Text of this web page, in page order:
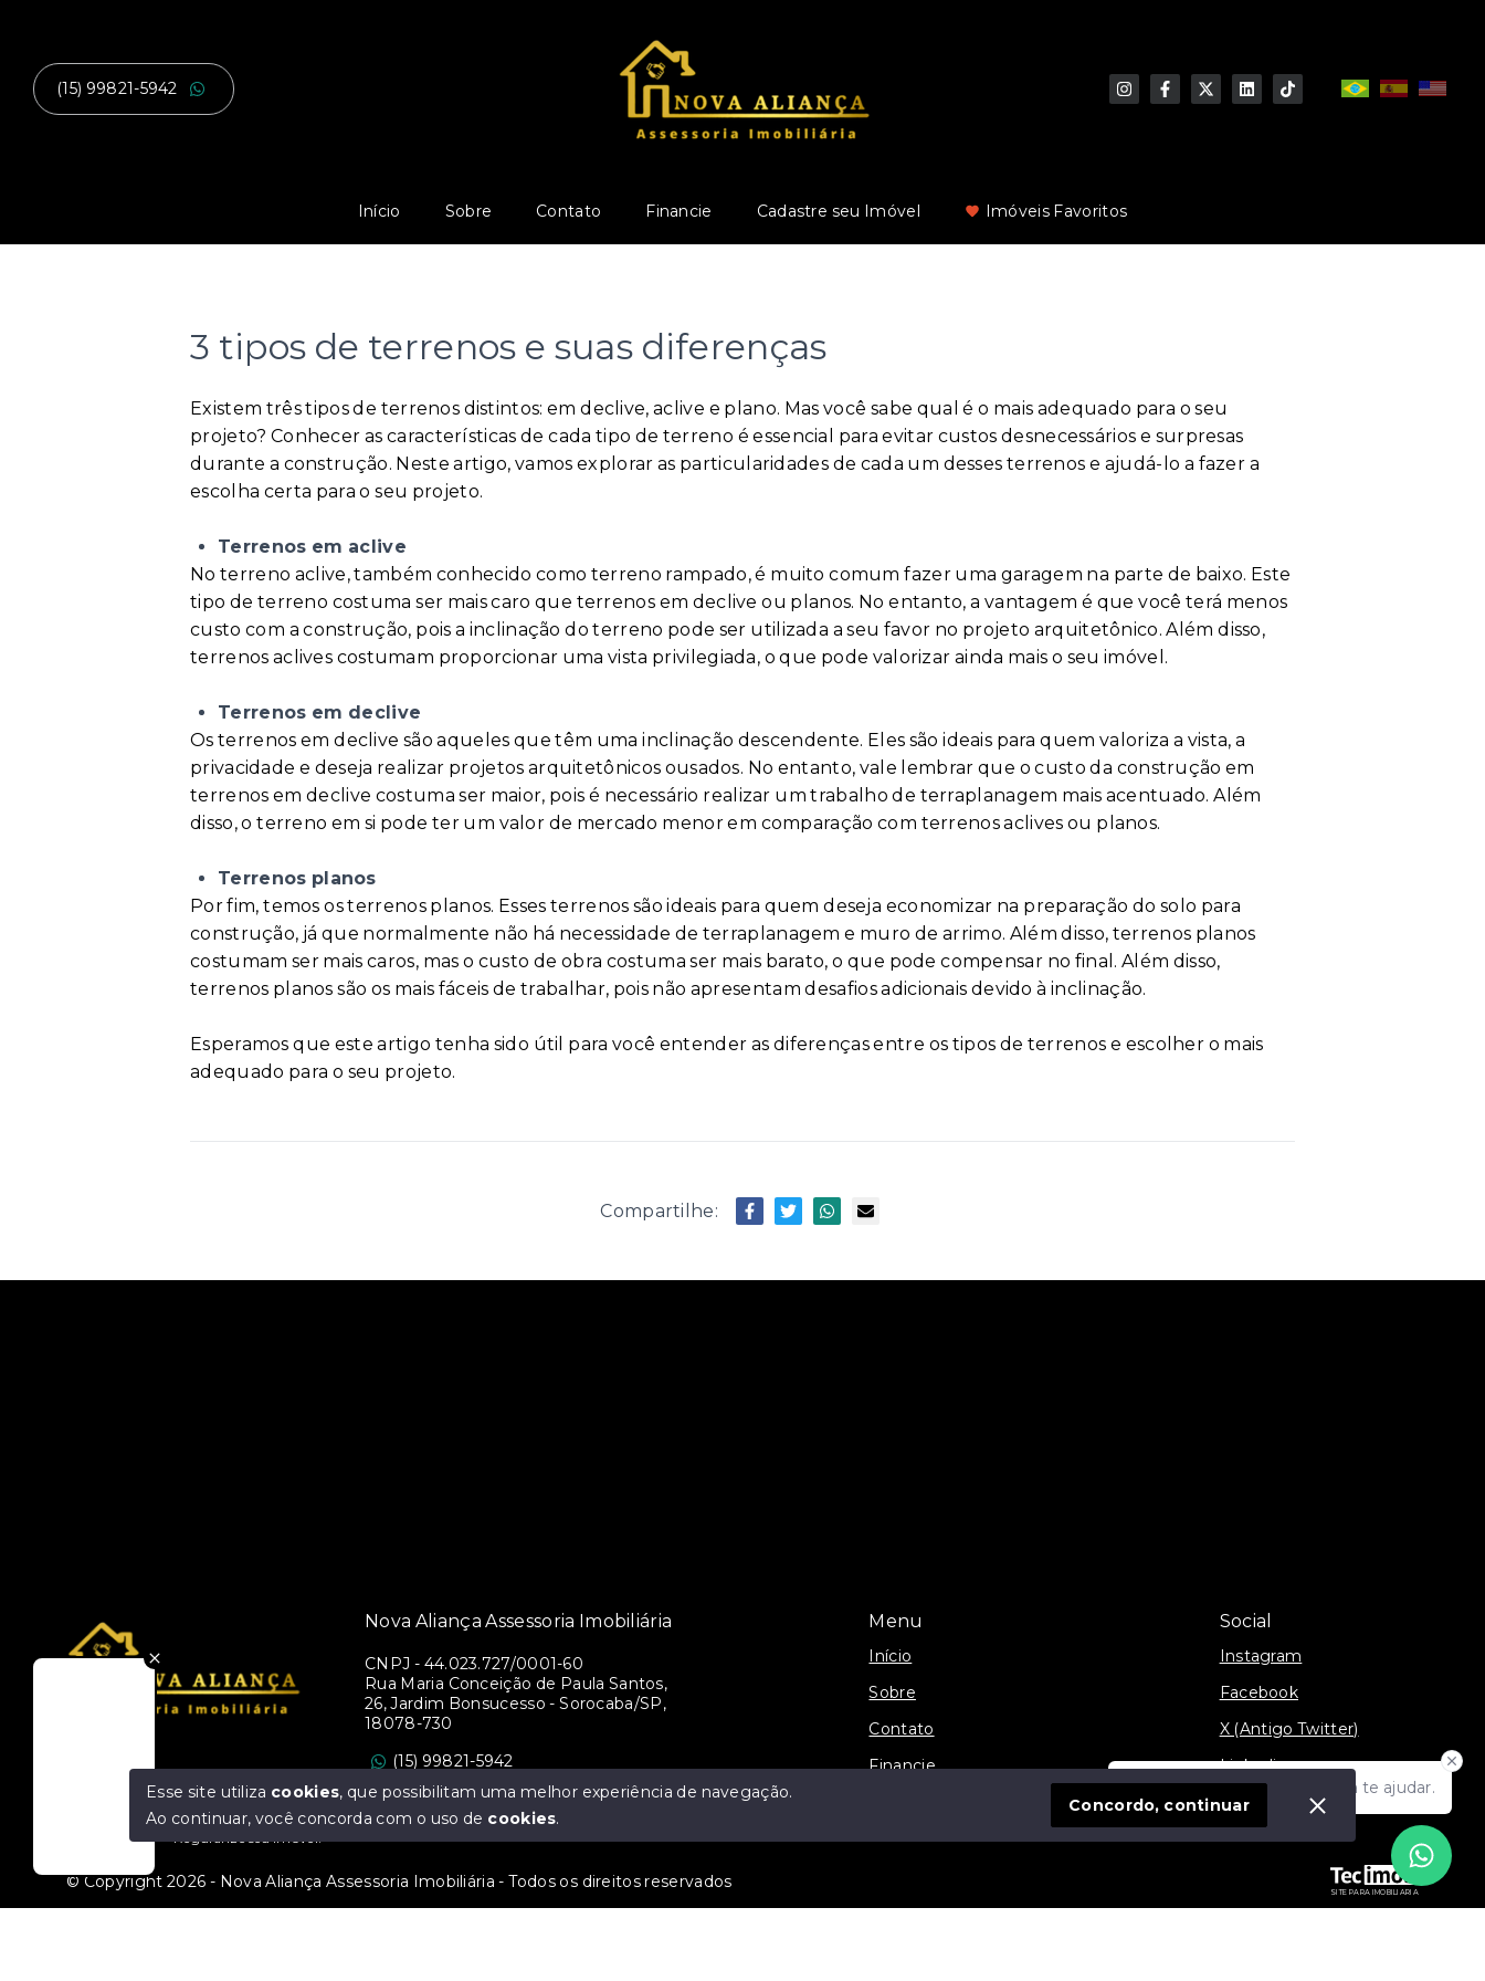
(15) 99821-5942
Início Sobre Contato Financie Cadastre seu Imóvel Imóveis Favoritos
3 tipos de terrenos e suas diferenças
Existem três tipos de terrenos distintos: em declive, aclive e plano. Mas você sabe qual é o mais adequado para o seu
projeto? Conhecer as características de cada tipo de terreno é essencial para evitar custos desnecessários e surpresas
durante a construção. Neste artigo, vamos explorar as particularidades de cada um desses terrenos e ajudá-lo a fazer a
escolha certa para o seu projeto.
Terrenos em aclive
No terreno aclive, também conhecido como terreno rampado, é muito comum fazer uma garagem na parte de baixo. Este
tipo de terreno costuma ser mais caro que terrenos em declive ou planos. No entanto, a vantagem é que você terá menos
custo com a construção, pois a inclinação do terreno pode ser utilizada a seu favor no projeto arquitetônico. Além disso,
terrenos aclives costumam proporcionar uma vista privilegiada, o que pode valorizar ainda mais o seu imóvel.
Terrenos em declive
Os terrenos em declive são aqueles que têm uma inclinação descendente. Eles são ideais para quem valoriza a vista, a
privacidade e deseja realizar projetos arquitetônicos ousados. No entanto, vale lembrar que o custo da construção em
terrenos em declive costuma ser maior, pois é necessário realizar um trabalho de terraplanagem mais acentuado. Além
disso, o terreno em si pode ter um valor de mercado menor em comparação com terrenos aclives ou planos.
Terrenos planos
Por fim, temos os terrenos planos. Esses terrenos são ideais para quem deseja economizar na preparação do solo para
construção, já que normalmente não há necessidade de terraplanagem e muro de arrimo. Além disso, terrenos planos
costumam ser mais caros, mas o custo de obra costuma ser mais barato, o que pode compensar no final. Além disso,
terrenos planos são os mais fáceis de trabalhar, pois não apresentam desafios adicionais devido à inclinação.
Esperamos que este artigo tenha sido útil para você entender as diferenças entre os tipos de terrenos e escolher o mais
adequado para o seu projeto.
Compartilhe:
Regularize seu imóvel!
Menu
Início
Sobre
Contato
Financie
Social
Instagram
Facebook
X (Antigo Twitter)
Linkedin
TikTok
SITE PARA IMOBILIARIA
Nova Aliança Assessoria Imobiliária
CNPJ - 44.023.727/0001-60
Rua Maria Conceição de Paula Santos,
26, Jardim Bonsucesso - Sorocaba/SP,
18078-730
(15) 99821-5942
assessorianovaalianca@gmail.com
© Copyright 2026 - Nova Aliança Assessoria Imobiliária - Todos os direitos reservados
Olá! Estamos disponíveis para te ajudar.
Esse site utiliza cookies, que possibilitam uma melhor experiência de navegação.
Ao continuar, você concorda com o uso de cookies.
Concordo, continuar